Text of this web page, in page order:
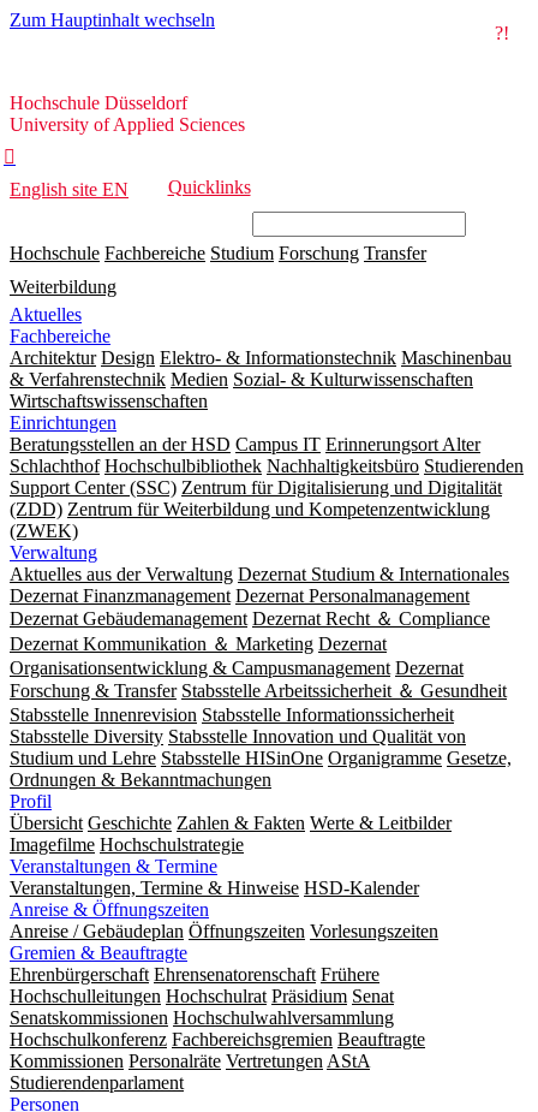
Zum Hauptinhalt wechseln
?!
Hochschule
Düsseldorf
Hochschule Düsseldorf
University of Applied Sciences

English site EN Quicklinks
Hochschule Fachbereiche Studium Forschung Transfer
Weiterbildung
Aktuelles
Fachbereiche
Architektur Design Elektro- & Informationstechnik Maschinenbau
& Verfahrenstechnik Medien Sozial- & Kulturwissenschaften
Wirtschaftswissenschaften
Einrichtungen
Beratungsstellen an der HSD Campus IT Erinnerungsort Alter
Schlachthof Hochschulbibliothek Nachhaltigkeitsbüro Studierenden
Support Center (SSC) Zentrum für Digitalisierung und Digitalität
(ZDD) Zentrum für Weiterbildung und Kompetenzentwicklung
(ZWEK)
Verwaltung
Aktuelles aus der Verwaltung Dezernat Studium & Internationales
Dezernat Finanzmanagement Dezernat Personalmanagement
Dezernat Gebäudemanagement Dezernat Recht ＆ Compliance
Dezernat Kommunikation ＆ Marketing Dezernat
Organisationsentwicklung & Campusmanagement Dezernat
Forschung & Transfer Stabsstelle Arbeitssicherheit ＆ Gesundheit
Stabsstelle Innenrevision Stabsstelle In­for­ma­ti­ons­sicher­heit
Stabsstelle Diversity Stabsstelle Innovation und Qualität von
Studium und Lehre Stabsstelle HISinOne Organigramme Gesetze,
Ordnungen & Bekanntmachungen
Profil
Übersicht Geschichte Zahlen & Fakten Werte & Leitbilder
Imagefilme Hochschulstrategie
Veranstaltungen & Termine
Veranstaltungen, Termine & Hinweise HSD-Kalender
Anreise & Öffnungszeiten
Anreise / Gebäudeplan Öffnungszeiten Vorlesungszeiten
Gremien & Beauftragte
Ehrenbürgerschaft Ehrensenatorenschaft Frühere
Hochschulleitungen Hochschulrat Präsidium Senat
Senatskommissionen Hochschulwahlversammlung
Hochschulkonferenz Fachbereichsgremien Beauftragte
Kommissionen Personalräte Vertretungen AStA
Studierendenparlament
Personen